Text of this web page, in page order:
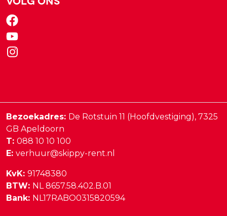
Bezoekadres: De Rotstuin 11 (Hoofdvestiging), 7325
GB Apeldoorn
T: 088 10 10 100
E: verhuur@skippy-rent.nl
KvK: 91748380
BTW: NL 8657.58.402.B.01
Bank: NL17RABO0315820594